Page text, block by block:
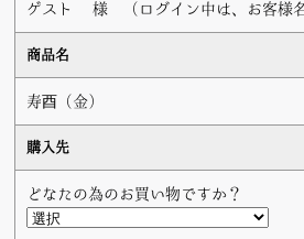
ゲスト 様 （ログイン中は、お客様名
商品名
寿酉（金）
購入先
どなたの為のお買い物ですか？